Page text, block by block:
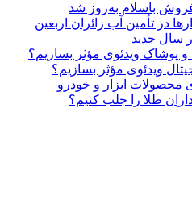
باسلام به‌روز شد
در تأمین آب زائران اربعین
پوشاک ویدئوی مؤثر بسازیم؟
ویدئوی مؤثر بسازیم؟
محصولات ابزار و خودرو
طلا را جلب کنیم؟